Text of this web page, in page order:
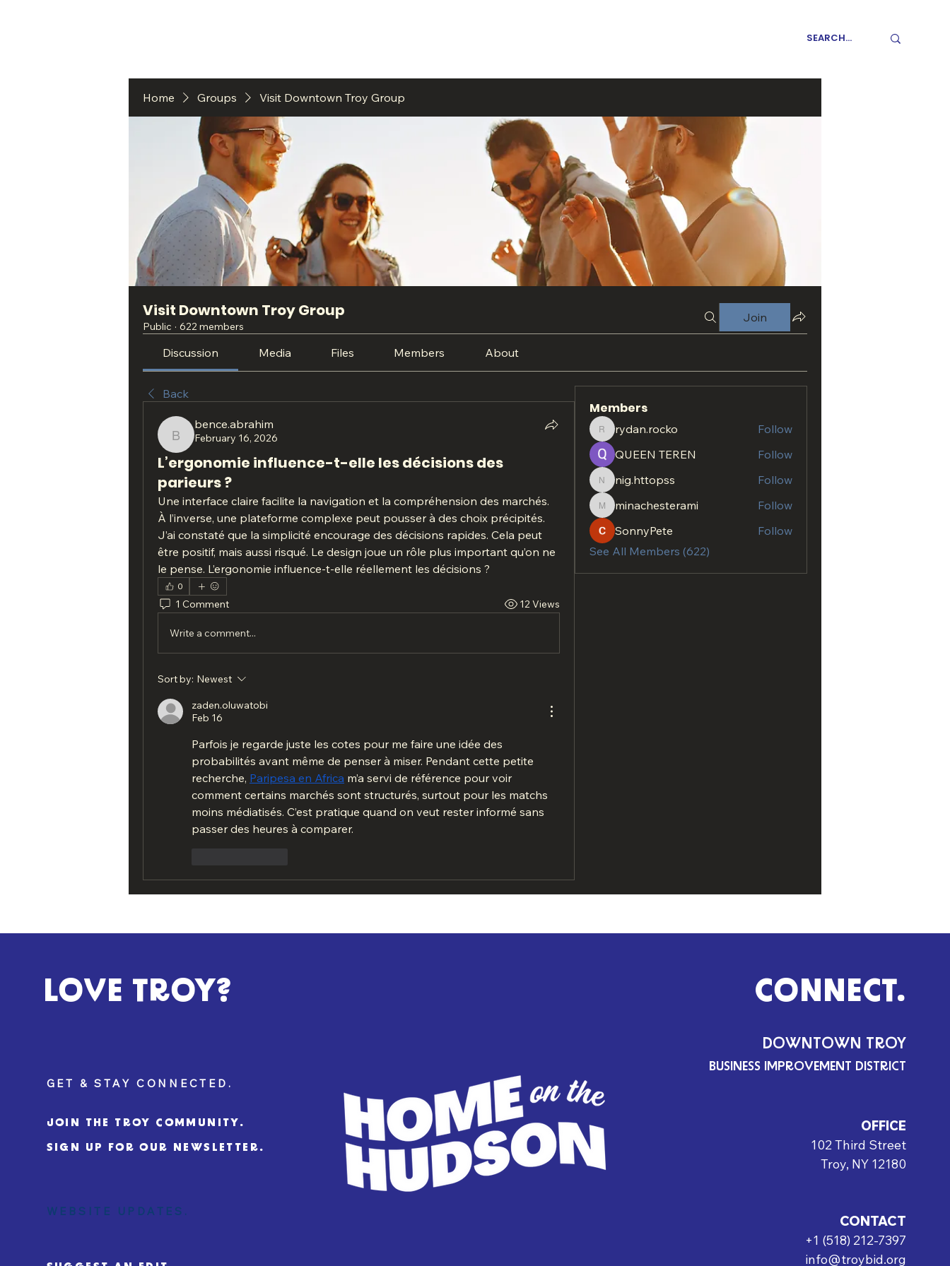
Home Groups Visit Downtown Troy Group
Visit Downtown Troy Group
Public · 622 members
Join
Discussion Media Files Members About
Back
bence.abrahim
bence.abrahim
February 16, 2026
L’ergonomie influence-t-elle les décisions des
parieurs ?
Une interface claire facilite la navigation et la compréhension des marchés.
À l’inverse, une plateforme complexe peut pousser à des choix précipités.
J’ai constaté que la simplicité encourage des décisions rapides. Cela peut
être positif, mais aussi risqué. Le design joue un rôle plus important qu’on ne
le pense. L’ergonomie influence-t-elle réellement les décisions ?
0
1 Comment 12 Views
Write a comment...
Sort by: Newest
zaden.oluwatobi
Feb 16
Parfois je regarde juste les cotes pour me faire une idée des
probabilités avant même de penser à miser. Pendant cette petite
recherche, Paripesa en Africa m’a servi de référence pour voir
comment certains marchés sont structurés, surtout pour les matchs
moins médiatisés. C’est pratique quand on veut rester informé sans
passer des heures à comparer.
Members
rydan.rocko
rydan.rocko
Follow
QUEEN TEREN
Follow
nig.httopss
nig.httopss Follow
minachesterami
minachesterami
Follow
SonnyPete
Follow
See All Members (622)
LOVE TROY?
GET & STAY CONNECTED.
JOIN THE TROY COMMUNITY.
SIGN UP FOR OUR NEWSLETTER.
WEBSITE UPDATES.
CONNECT.
DOWNTOWN TROY
BUSINESS IMPROVEMENT DISTRICT
OFFICE
102 Third Street
Troy, NY 12180
CONTACT
+1 (518) 212-7397
info@troybid.org